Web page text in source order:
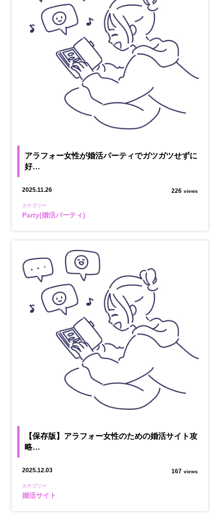
アラフォー女性が婚活パーティでガツガツせずに
好…
2025.11.26 226 views
カテゴリー
Party(婚活パーティ)
【保存版】アラフォー女性のための婚活サイト攻
略…
2025.12.03 167 views
カテゴリー
婚活サイト